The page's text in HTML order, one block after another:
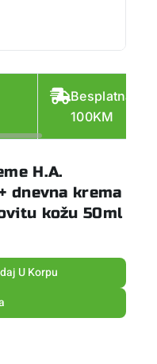
Besplatna
100KM
H.A.
dnevna krema
kožu 50ml
U Korpu